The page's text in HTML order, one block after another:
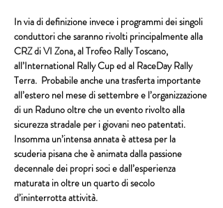
In via di definizione invece i programmi dei singoli
conduttori che saranno rivolti principalmente alla
CRZ di VI Zona, al Trofeo Rally Toscano,
all’International Rally Cup ed al RaceDay Rally
Terra.  Probabile anche una trasferta importante
all’estero nel mese di settembre e l’organizzazione
di un Raduno oltre che un evento rivolto alla
sicurezza stradale per i giovani neo patentati.
Insomma un’intensa annata è attesa per la
scuderia pisana che è animata dalla passione
decennale dei propri soci e dall’esperienza
maturata in oltre un quarto di secolo
d’ininterrotta attività.